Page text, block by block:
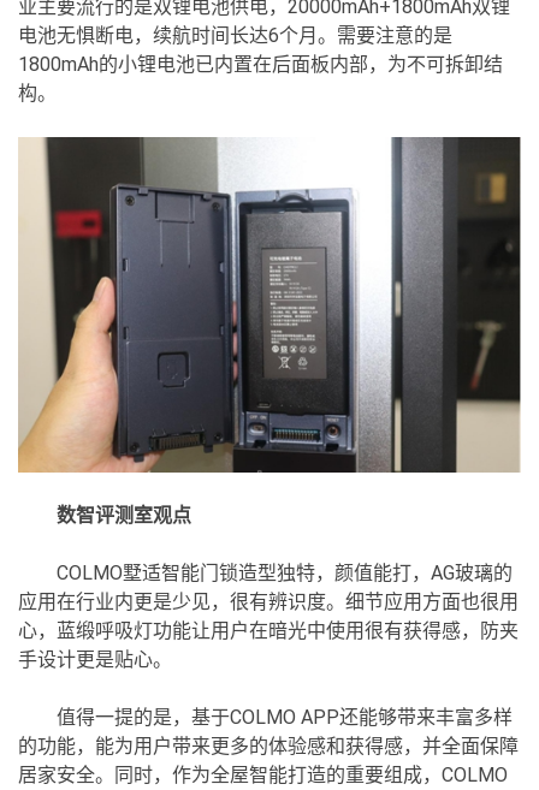
业主要流行的是双锂电池供电，20000mAh+1800mAh双锂
电池无惧断电，续航时间长达6个月。需要注意的是
1800mAh的小锂电池已内置在后面板内部，为不可拆卸结
构。
数智评测室观点
COLMO墅适智能门锁造型独特，颜值能打，AG玻璃的
应用在行业内更是少见，很有辨识度。细节应用方面也很用
心，蓝缎呼吸灯功能让用户在暗光中使用很有获得感，防夹
手设计更是贴心。
值得一提的是，基于COLMO APP还能够带来丰富多样
的功能，能为用户带来更多的体验感和获得感，并全面保障
居家安全。同时，作为全屋智能打造的重要组成，COLMO